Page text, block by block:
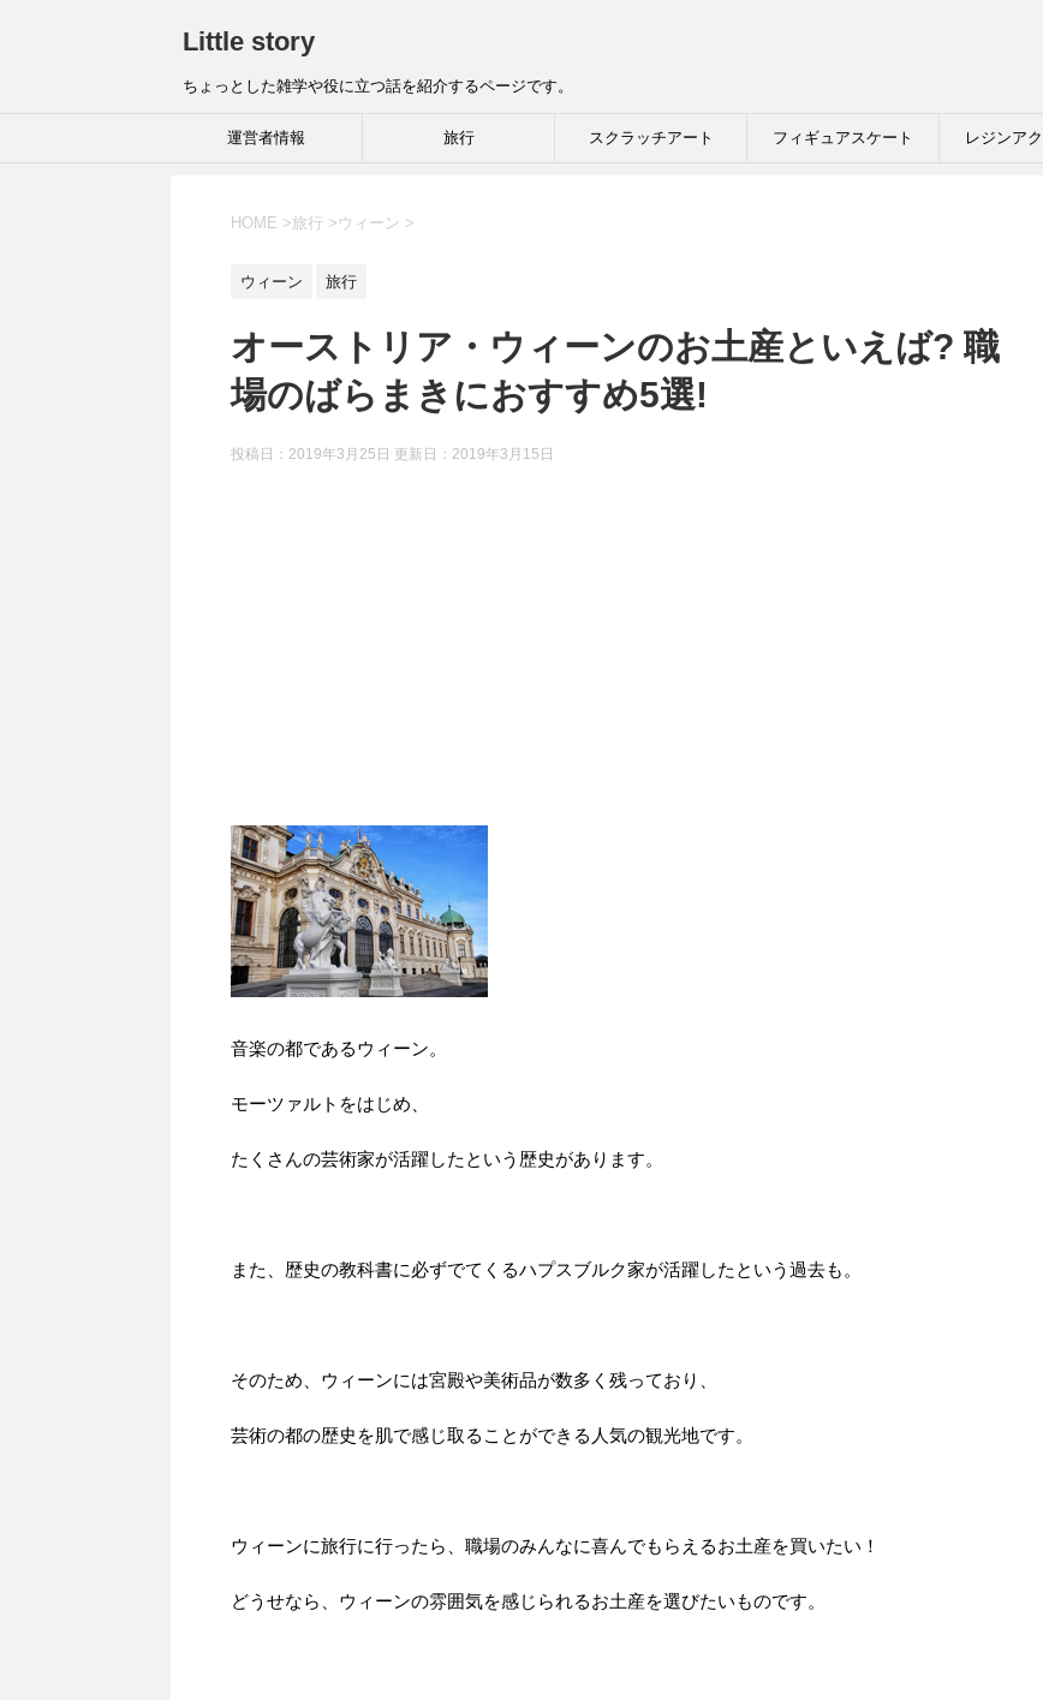
Little story
ちょっとした雑学や役に立つ話を紹介するページです。
運営者情報 旅行 スクラッチアート フィギュアスケート レジンア
HOME >旅行 > ウィーン >
ウィーン 旅行
オーストリア・ウィーンのお土産といえば? 職
場のばらまきにおすすめ5選!
投稿日：2019年3月25日 更新日： 2019年3月15日
音楽の都であるウィーン。
モーツァルトをはじめ、
たくさんの芸術家が活躍したという歴史があります。
また、歴史の教科書に必ずでてくるハプスブルク家が活躍したという過去も。
そのため、ウィーンには宮殿や美術品が数多く残っており、
芸術の都の歴史を肌で感じ取ることができる人気の観光地です。
ウィーンに旅行に行ったら、職場のみんなに喜んでもらえるお土産を買いたい！
どうせなら、ウィーンの雰囲気を感じられるお土産を選びたいものです。